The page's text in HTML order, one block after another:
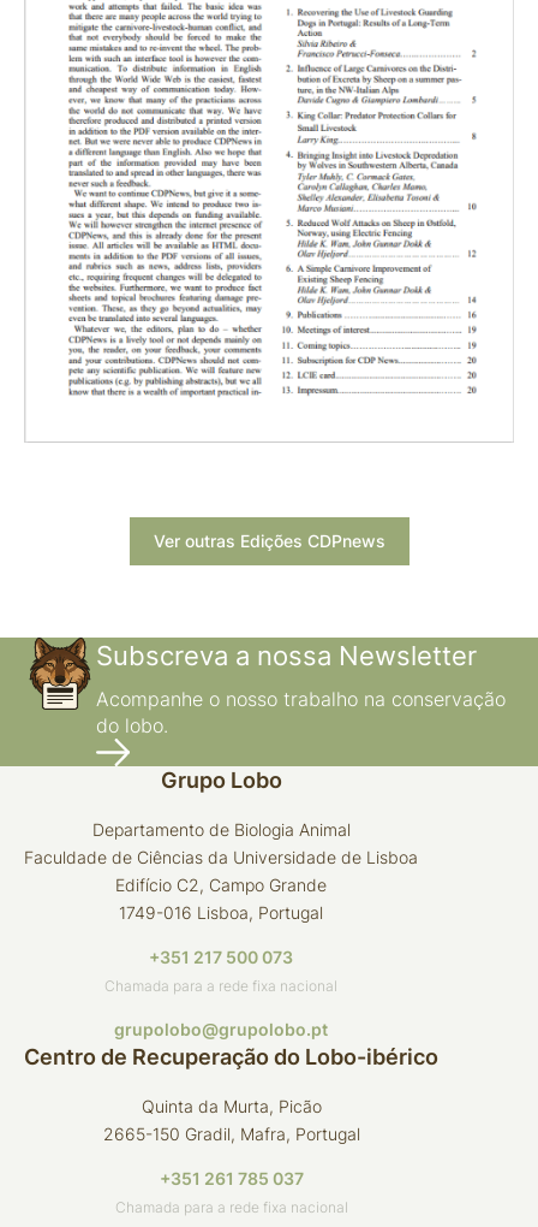
Ver outras Edições CDPnews
Subscreva a nossa Newsletter
Acompanhe o nosso trabalho na conservação
do lobo.
Grupo Lobo
Departamento de Biologia Animal
Faculdade de Ciências da Universidade de Lisboa
Edifício C2, Campo Grande
1749-016 Lisboa, Portugal
+351 217 500 073
Chamada para a rede fixa nacional
grupolobo@grupolobo.pt
Centro de Recuperação do Lobo-ibérico
Quinta da Murta, Picão
2665-150 Gradil, Mafra, Portugal
+351 261 785 037
Chamada para a rede fixa nacional